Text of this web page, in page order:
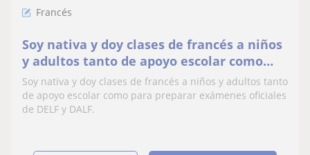
Francés
Soy nativa y doy clases de francés a niños
y adultos tanto de apoyo escolar como
para preparar exámenes oficiales de DELF
y DALF
Soy nativa y doy clases de francés a niños y adultos tanto
de apoyo escolar como para preparar exámenes oficiales
de DELF y DALF.